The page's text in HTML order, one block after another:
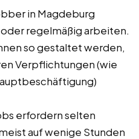
in Magdeburg
regelmäßig arbeiten.
so gestaltet werden,
Verpflichtungen (wie
erfordern selten
auf wenige Stunden